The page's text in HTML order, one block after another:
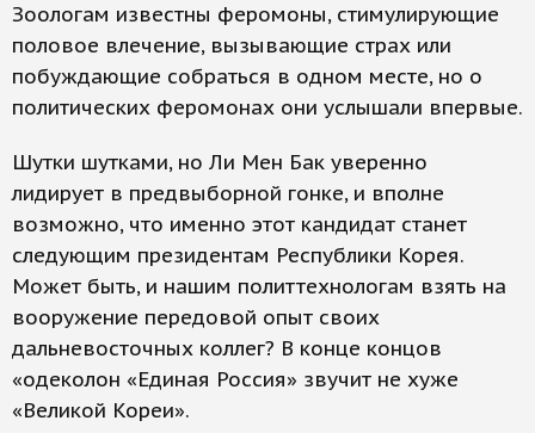
Зоологам известны феромоны, стимулирующие
половое влечение, вызывающие страх или
побуждающие собраться в одном месте, но о
политических феромонах они услышали впервые.
Шутки шутками, но Ли Мен Бак уверенно
лидирует в предвыборной гонке, и вполне
возможно, что именно этот кандидат станет
следующим президентам Республики Корея.
Может быть, и нашим политтехнологам взять на
вооружение передовой опыт своих
дальневосточных коллег? В конце концов
«одеколон «Единая Россия» звучит не хуже
«Великой Кореи».